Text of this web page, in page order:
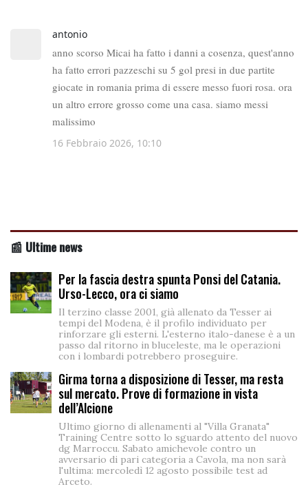
📰 Ultime news
Per la fascia destra spunta Ponsi del Catania.
Urso-Lecco, ora ci siamo
Il terzino classe 2001, già allenato da Tesser ai
tempi del Modena, è il profilo individuato per
rinforzare gli esterni. L'esterno italo-danese è a un
passo dal ritorno in bluceleste, ma le operazioni
con i lombardi potrebbero proseguire.
Girma torna a disposizione di Tesser, ma resta
sul mercato. Prove di formazione in vista
dell’Alcione
Ultimo giorno di allenamenti al "Villa Granata"
Training Centre sotto lo sguardo attento del nuovo
dg Marroccu. Sabato amichevole contro un
avversario di pari categoria a Cavola, ma non sarà
l'ultima: mercoledì 12 agosto possibile test ad
Arceto.